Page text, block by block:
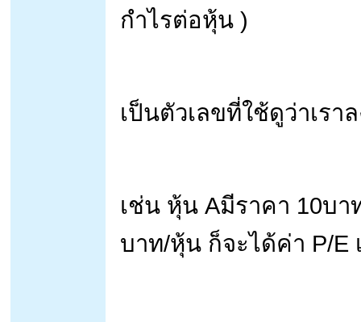
กำไรต่อหุ้น )
เป็นตัวเลขที่ใช้ดูว่าเร
เช่น หุ้น Aมีราคา 10บ
บาท/หุ้น ก็จะได้ค่า P/E